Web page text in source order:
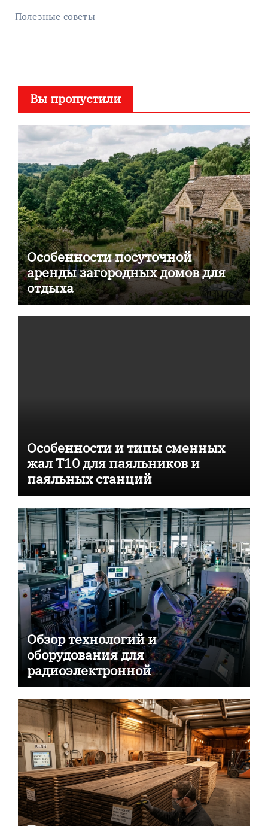
Полезные советы
Вы пропустили
Особенности посуточной
аренды загородных домов для
отдыха
Особенности и типы сменных
жал T10 для паяльников и
паяльных станций
Обзор технологий и
оборудования для
радиоэлектронной
промышленности